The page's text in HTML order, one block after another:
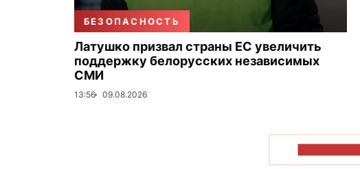
БЕЗОПАСНОСТЬ
Латушко призвал страны ЕС увеличить
поддержку белорусских независимых
СМИ
13:56 09.08.2026